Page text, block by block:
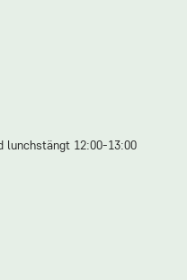
lunchstängt 12:00-13:00